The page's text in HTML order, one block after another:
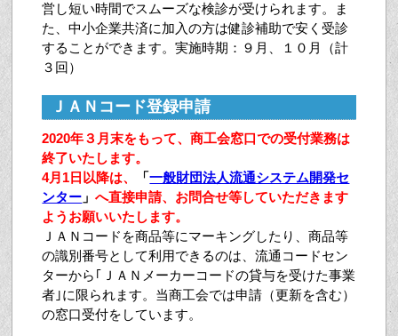
営し短い時間でスムーズな検診が受けられます。ま
た、中小企業共済に加入の方は健診補助で安く受診
することができます。実施時期：９月、１０月（計
３回）
ＪＡＮコード登録申請
2020年３月末をもって、商工会窓口での受付業務は
終了いたします。
4月1日以降は、
「一般財団法人流通システム開発セ
ンター 」へ直接申請、お問合せ等していただきます
ようお願いいたします。
ＪＡＮコードを商品等にマーキングしたり、商品等
の識別番号として利用できるのは、流通コードセン
ターから｢ＪＡＮメーカーコードの貸与を受けた事業
者｣に限られます。当商工会では申請（更新を含む）
の窓口受付をしています。